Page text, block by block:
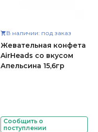
В наличии: под заказ
Жевательная конфета
AirHeads со вкусом
Апельсина 15,6гр
Сообщить о
поступлении